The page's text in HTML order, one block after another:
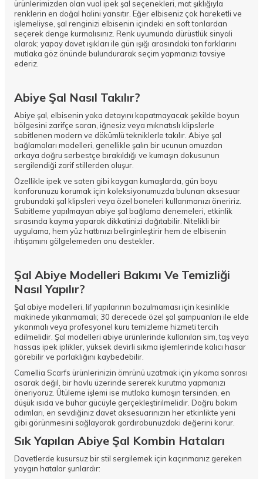
ürünlerimizden olan vual ipek şal seçenekleri, mat şıklığıyla
renklerin en doğal halini yansıtır. Eğer elbiseniz çok hareketli ve
işlemeliyse, şal renginizi elbisenin içindeki en soft tonlardan
seçerek denge kurmalısınız. Renk uyumunda dürüstlük sinyali
olarak; yapay davet ışıkları ile gün ışığı arasındaki ton farklarını
mutlaka göz önünde bulundurarak seçim yapmanızı tavsiye
ederiz.
Abiye Şal Nasıl Takılır?
Abiye şal, elbisenin yaka detayını kapatmayacak şekilde boyun
bölgesini zarifçe saran, iğnesiz veya mıknatıslı klipslerle
sabitlenen modern ve dökümlü tekniklerle takılır. Abiye şal
bağlamaları modelleri, genellikle şalın bir ucunun omuzdan
arkaya doğru serbestçe bırakıldığı ve kumaşın dokusunun
sergilendiği zarif stillerden oluşur.
Özellikle ipek ve saten gibi kaygan kumaşlarda, gün boyu
konforunuzu korumak için koleksiyonumuzda bulunan aksesuar
grubundaki şal klipsleri veya özel boneleri kullanmanızı öneririz.
Sabitleme yapılmayan abiye şal bağlama denemeleri, etkinlik
sırasında kayma yaparak dikkatinizi dağıtabilir. Nitelikli bir
uygulama, hem yüz hattınızı belirginleştirir hem de elbisenin
ihtişamını gölgelemeden onu destekler.
Şal Abiye Modelleri Bakımı Ve Temizliği
Nasıl Yapılır?
Şal abiye modelleri, lif yapılarının bozulmaması için kesinlikle
makinede yıkanmamalı; 30 derecede özel şal şampuanları ile elde
yıkanmalı veya profesyonel kuru temizleme hizmeti tercih
edilmelidir. Şal modelleri abiye ürünlerinde kullanılan sim, taş veya
hassas ipek iplikler, yüksek devirli sıkma işlemlerinde kalıcı hasar
görebilir ve parlaklığını kaybedebilir.
Camellia Scarfs ürünlerinizin ömrünü uzatmak için yıkama sonrası
asarak değil, bir havlu üzerinde sererek kurutma yapmanızı
öneriyoruz. Ütüleme işlemi ise mutlaka kumaşın tersinden, en
düşük ısıda ve buhar gücüyle gerçekleştirilmelidir. Doğru bakım
adımları, en sevdiğiniz davet aksesuarınızın her etkinlikte yeni
gibi görünmesini sağlayarak gardırobunuzdaki değerini korur.
Sık Yapılan Abiye Şal Kombin Hataları
Davetlerde kusursuz bir stil sergilemek için kaçınmanız gereken
yaygın hatalar şunlardır: